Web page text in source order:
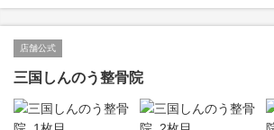
店舗公式
三国しんのう整骨院